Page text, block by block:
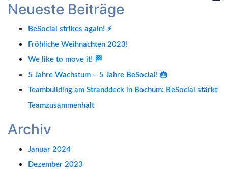
Neueste Beiträge
BeSocial strikes again! ⚡️
Fröhliche Weihnachten 2023!
We like to move it! 🏁
5 Jahre Wachstum – 5 Jahre BeSocial! 🎂
Teambuilding am Stranddeck in Bochum: BeSocial stärkt
Teamzusammenhalt
Archiv
Januar 2024
Dezember 2023